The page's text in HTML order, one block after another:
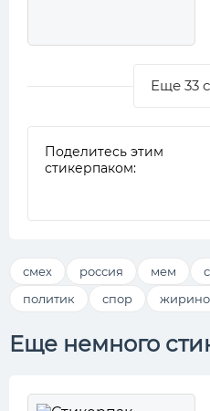
Еще 33
Поделитесь этим
стикерпаком:
смех россия мем
политик
спор
Еще немного